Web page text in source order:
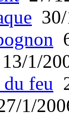
13/1/
feu
1/